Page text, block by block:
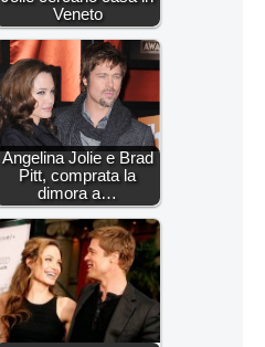
Veneto
Angelina Jolie e Brad
Pitt, comprata la
dimora a…